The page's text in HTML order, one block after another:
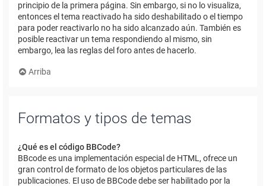
principio de la primera página. Sin embargo, si no lo visualiza,
entonces el tema reactivado ha sido deshabilitado o el tiempo
para poder reactivarlo no ha sido alcanzado aún. También es
posible reactivar un tema respondiendo al mismo, sin
embargo, lea las reglas del foro antes de hacerlo.
Arriba
Formatos y tipos de temas
¿Qué es el código BBCode?
BBcode es una implementación especial de HTML, ofrece un
gran control de formato de los objetos particulares de las
publicaciones. El uso de BBCode debe ser habilitado por la